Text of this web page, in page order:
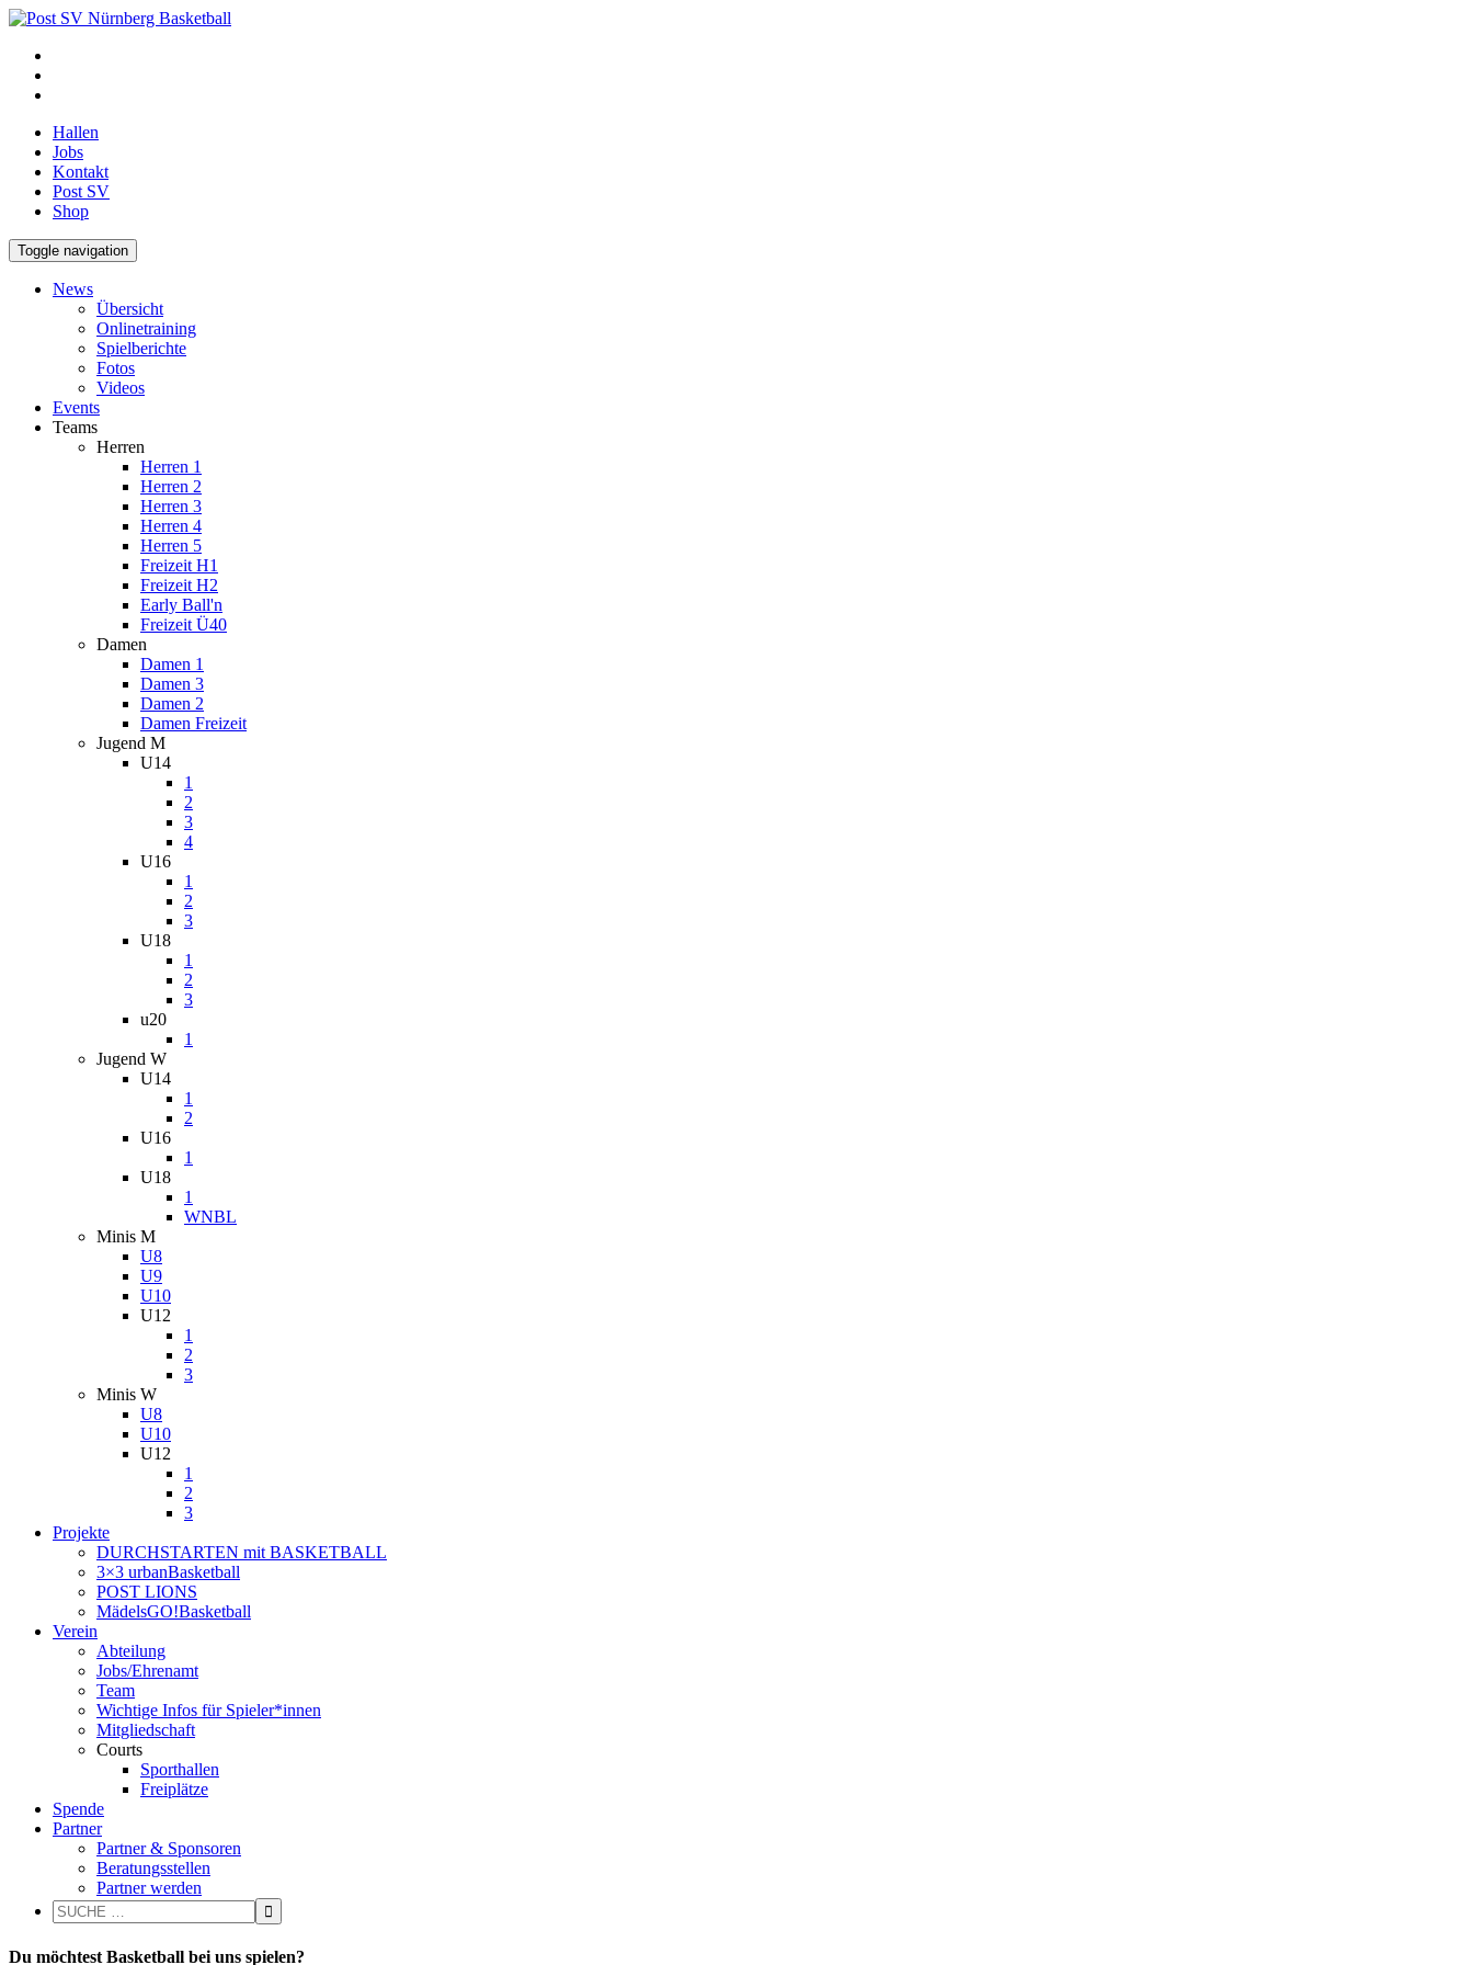
Hallen
Jobs
Kontakt
Post SV
Shop
Toggle navigation
News
Übersicht
Onlinetraining
Spielberichte
Fotos
Videos
Events
Teams
Herren
Herren 1
Herren 2
Herren 3
Herren 4
Herren 5
Freizeit H1
Freizeit H2
Early Ball'n
Freizeit Ü40
Damen
Damen 1
Damen 3
Damen 2
Damen Freizeit
Jugend M
U14
1
2
3
4
U16
1
2
3
U18
1
2
3
u20
1
Jugend W
U14
1
2
U16
1
U18
1
WNBL
Minis M
U8
U9
U10
U12
1
2
3
Minis W
U8
U10
U12
1
2
3
Projekte
DURCHSTARTEN mit BASKETBALL
3×3 urbanBasketball
POST LIONS
MädelsGO!Basketball
Verein
Abteilung
Jobs/Ehrenamt
Team
Wichtige Infos für Spieler*innen
Mitgliedschaft
Courts
Sporthallen
Freiplätze
Spende
Partner
Partner & Sponsoren
Beratungsstellen
Partner werden
Du möchtest Basketball bei uns spielen?